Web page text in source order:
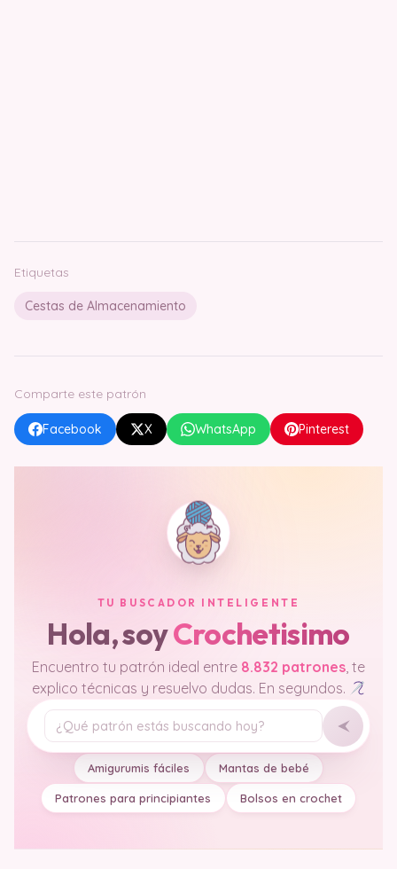
Etiquetas
Cestas de Almacenamiento
Comparte este patrón
Facebook X WhatsApp Pinterest
TU BUSCADOR INTELIGENTE
Hola, soyCrochetisimo
Encuentro tu patrón ideal entre 8.832 patrones, te
explico técnicas y resuelvo dudas. En segundos.
Tu pregunta
Amigurumis fáciles Mantas de bebé
Patrones para principiantes Bolsos en crochet